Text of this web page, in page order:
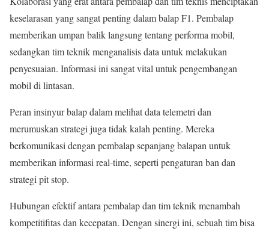
keselarasan yang sangat penting dalam balap F1. Pembalap
memberikan umpan balik langsung tentang performa mobil,
sedangkan tim teknik menganalisis data untuk melakukan
penyesuaian. Informasi ini sangat vital untuk pengembangan
mobil di lintasan.
Peran insinyur balap dalam melihat data telemetri dan
merumuskan strategi juga tidak kalah penting. Mereka
berkomunikasi dengan pembalap sepanjang balapan untuk
memberikan informasi real-time, seperti pengaturan ban dan
strategi pit stop.
Hubungan efektif antara pembalap dan tim teknik menambah
kompetitifitas dan kecepatan. Dengan sinergi ini, sebuah tim bisa